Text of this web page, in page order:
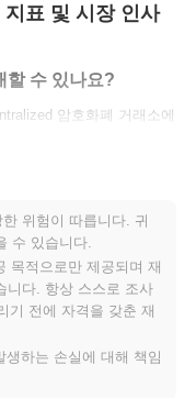
표 및 시장 인사
할 수 있나요?
암호화폐 거래소에
$0.00.
엇인가요?
거래되고 있습니다 .
위험이 따릅니다. 귀
수 있습니다.
목적으로만 제공되며 재
니다. 항상 스스로 조사
기 전에 자격을 갖춘 재
하는 손실에 대해 책임